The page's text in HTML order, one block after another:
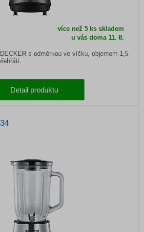
více než 5 ks skladem
u vás doma11. 8.
s odměrkou ve víčku, objemem 1,5
Detail produktu